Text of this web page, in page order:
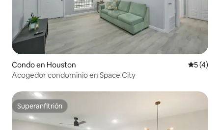
Condo en Houston
5 (4)
Acogedor condominio en Space City
Superanfitrión
Superanfitrión